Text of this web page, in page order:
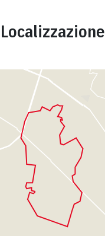
Localizzazione